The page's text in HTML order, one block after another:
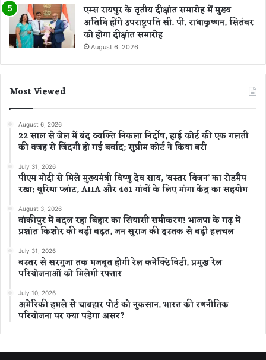
हा
अ
ग्र
णी
एम्स रायपुर के तृतीय दीक्षांत समारोह में मुख्य
अतिथि होंगे उपराष्ट्रपति सी. पी. राधाकृष्णन, सितंबर
को होगा दीक्षांत समारोह
August 6, 2026
Most Viewed
August 6, 2026
22 साल से जेल में बंद व्यक्ति निकला निर्दोष, हाई कोर्ट की एक गलती
की वजह से जिंदगी हो गई बर्बाद; सुप्रीम कोर्ट ने किया बरी
July 31, 2026
पीएम मोदी से मिले मुख्यमंत्री विष्णु देव साय, ‘बस्तर विजन’ का रोडमैप
रखा; यूरिया प्लांट, AIIA और 461 गांवों के लिए मांगा केंद्र का सहयोग
August 3, 2026
बांकीपुर में बदल रहा बिहार का सियासी समीकरण! भाजपा के गढ़ में
प्रशांत किशोर की बड़ी बढ़त, जन सुराज की दस्तक से बढ़ी हलचल
July 31, 2026
बस्तर से सरगुजा तक मजबूत होगी रेल कनेक्टिविटी, प्रमुख रेल
परियोजनाओं को मिलेगी रफ्तार
July 10, 2026
अमेरिकी हमले से चाबहार पोर्ट को नुकसान, भारत की रणनीतिक
परियोजना पर क्या पड़ेगा असर?